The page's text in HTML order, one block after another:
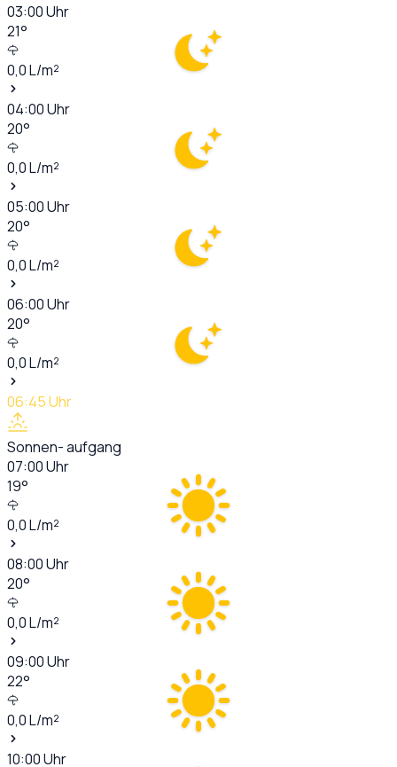
03:00Uhr
21°
0,0L/m²
04:00Uhr
20°
0,0L/m²
05:00Uhr
20°
0,0L/m²
06:00Uhr
20°
0,0L/m²
06:45Uhr
Sonnen- aufgang
07:00Uhr
19°
0,0L/m²
08:00Uhr
20°
0,0L/m²
09:00Uhr
22°
0,0L/m²
10:00Uhr